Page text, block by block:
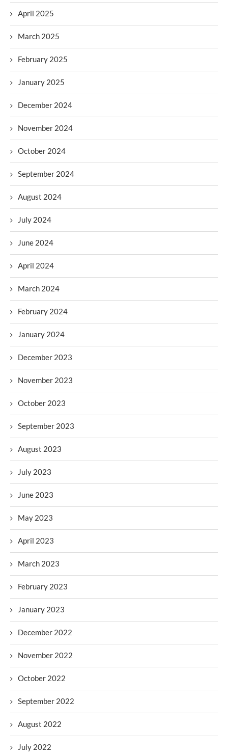
April 2025
March 2025
February 2025
January 2025
December 2024
November 2024
October 2024
September 2024
August 2024
July 2024
June 2024
April 2024
March 2024
February 2024
January 2024
December 2023
November 2023
October 2023
September 2023
August 2023
July 2023
June 2023
May 2023
April 2023
March 2023
February 2023
January 2023
December 2022
November 2022
October 2022
September 2022
August 2022
July 2022